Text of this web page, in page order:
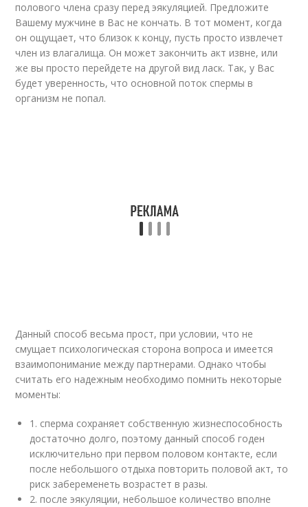
полового члена сразу перед эякуляцией. Предложите
Вашему мужчине в Вас не кончать. В тот момент, когда
он ощущает, что близок к концу, пусть просто извлечет
член из влагалища. Он может закончить акт извне, или
же вы просто перейдете на другой вид ласк. Так, у Вас
будет уверенность, что основной поток спермы в
организм не попал.
Данный способ весьма прост, при условии, что не
смущает психологическая сторона вопроса и имеется
взаимопонимание между партнерами. Однако чтобы
считать его надежным необходимо помнить некоторые
моменты:
1. сперма сохраняет собственную жизнеспособность
достаточно долго, поэтому данный способ годен
исключительно при первом половом контакте, если
после небольшого отдыха повторить половой акт, то
риск забеременеть возрастет в разы.
2. после эякуляции, небольшое количество вполне